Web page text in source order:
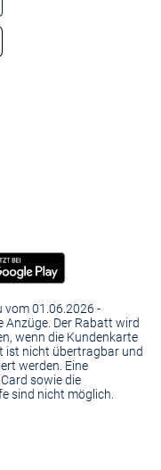
vom 01.06.2026 -
Der Rabatt wird
wenn die Kundenkarte
ist nicht übertragbar und
werden. Eine
sowie die
sind nicht möglich.